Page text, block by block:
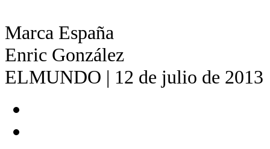
Marca España
Enric González
ELMUNDO | 12 de julio de 2013